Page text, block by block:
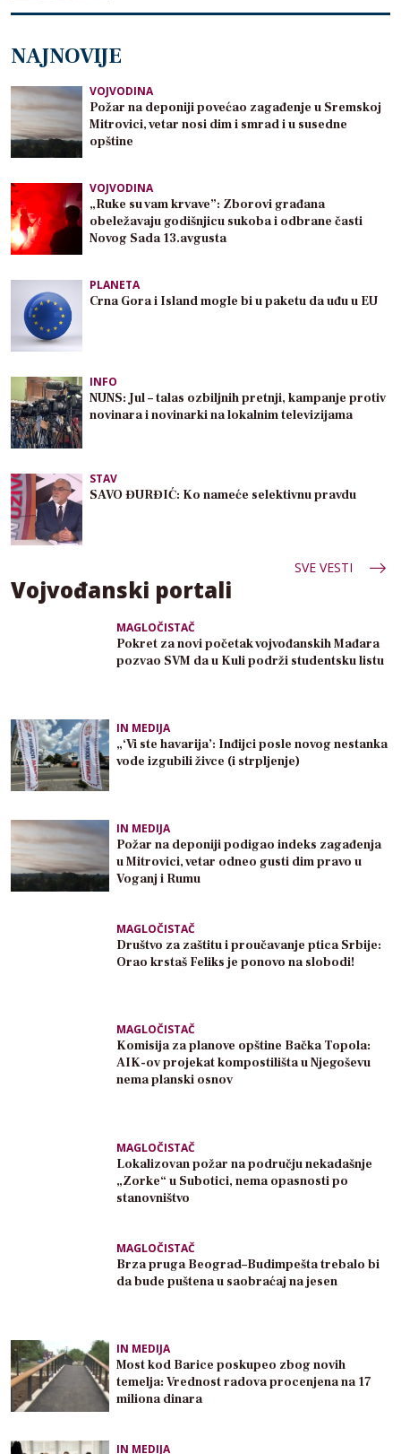
NAJNOVIJE
VOJVODINA
Požar na deponiji povećao zagađenje u Sremskoj
Mitrovici, vetar nosi dim i smrad i u susedne
opštine
VOJVODINA
„Ruke su vam krvave”: Zborovi građana
obeležavaju godišnjicu sukoba i odbrane časti
Novog Sada 13.avgusta
PLANETA
Crna Gora i Island mogle bi u paketu da uđu u EU
INFO
NUNS: Jul – talas ozbiljnih pretnji, kampanje protiv
novinara i novinarki na lokalnim televizijama
STAV
SAVO ĐURĐIĆ: Ko nameće selektivnu pravdu
SVE VESTI
Vojvođanski portali
MAGLOČISTAČ
Pokret za novi početak vojvođanskih Mađara
pozvao SVM da u Kuli podrži studentsku listu
IN MEDIJA
„‘Vi ste havarija’: Inđijci posle novog nestanka
vode izgubili živce (i strpljenje)
IN MEDIJA
Požar na deponiji podigao indeks zagađenja
u Mitrovici, vetar odneo gusti dim pravo u
Voganj i Rumu
MAGLOČISTAČ
Društvo za zaštitu i proučavanje ptica Srbije:
Orao krstaš Feliks je ponovo na slobodi!
MAGLOČISTAČ
Komisija za planove opštine Bačka Topola:
AIK-ov projekat kompostilišta u Njegoševu
nema planski osnov
MAGLOČISTAČ
Lokalizovan požar na području nekadašnje
„Zorke“ u Subotici, nema opasnosti po
stanovništvo
MAGLOČISTAČ
Brza pruga Beograd–Budimpešta trebalo bi
da bude puštena u saobraćaj na jesen
IN MEDIJA
Most kod Barice poskupeo zbog novih
temelja: Vrednost radova procenjena na 17
miliona dinara
IN MEDIJA